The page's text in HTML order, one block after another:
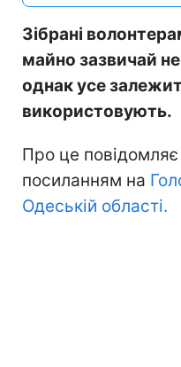
Зібрані
майно зазвичай
однак усе
використовують.
Про це повідомляє
посиланням на
Одеській області.